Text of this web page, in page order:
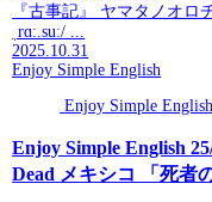
『古事記』 ヤマタノオロ
ˌrɑː.suː/ ...
2025.10.31
Enjoy Simple English
Enjoy Simple English
Enjoy Simple English
Dead メキシコ 「死者